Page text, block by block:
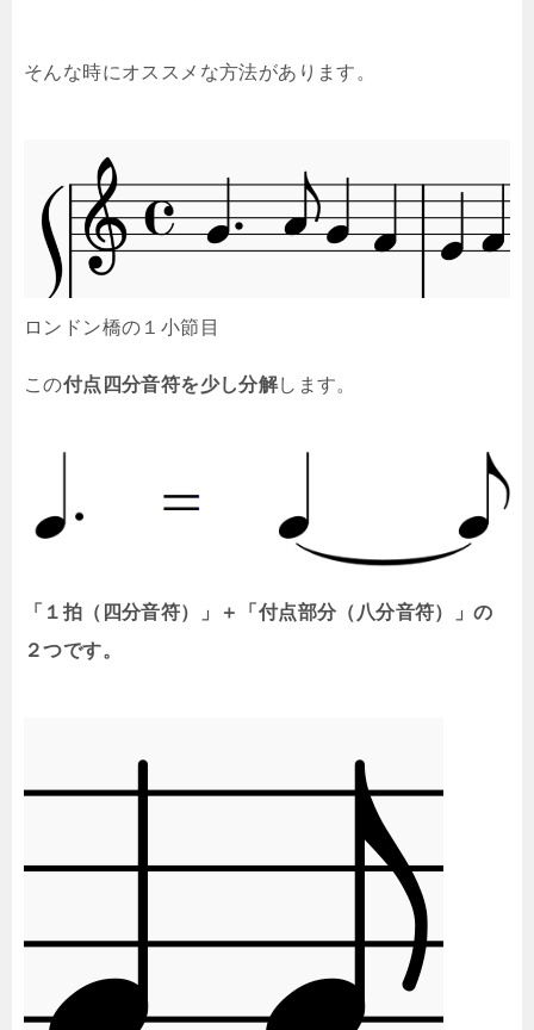
そんな時にオススメな方法があります。
ロンドン橋の１小節目
この付点四分音符を少し分解します。
「１拍（四分音符）」＋「付点部分（八分音符）」の
２つです。